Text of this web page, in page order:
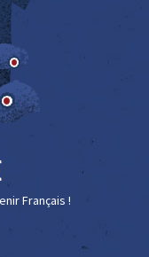
Français !